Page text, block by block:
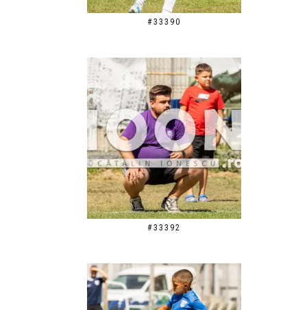
#33390
#33392